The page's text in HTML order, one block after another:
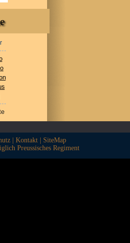
Kontakt
SiteMap
Preussisches Regiment